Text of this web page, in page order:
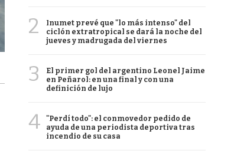
2
Inumet prevé que "lo más intenso" del
ciclón extratropical se dará la noche del
jueves y madrugada del viernes
3
El primer gol del argentino Leonel Jaime
en Peñarol: en una final y con una
definición de lujo
4
"Perdí todo": el conmovedor pedido de
ayuda de una periodista deportiva tras
incendio de su casa